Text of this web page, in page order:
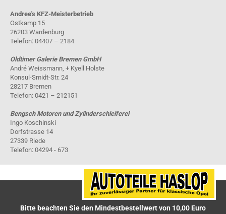
Andree's KFZ-Meisterbetrieb
Ostkamp 15
26203 Wardenburg
Telefon: 04407 – 2184
Oldtimer Galerie Bremen GmbH
André Weissmann, + Kyell Holste
Konsul-Smidt-Str. 24
28217 Bremen
Telefon: 0421 – 212151
Bengsch Motoren und Zylinderschleiferei
Ingo Koschinski
Dorfstrasse 14
27339 Riede
Telefon: 04294 - 673
Bitte beachten Sie den Mindestbestellwert von 10,00 Euro